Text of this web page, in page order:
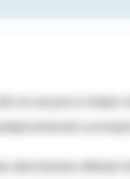
es un poco
arterial
decisiones deban